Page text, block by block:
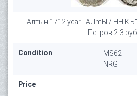
Алтын 1712 year. "АЛmЫ / ННIКЪ",
Петров 2-3 руб.
Condition
MS62
NRG
Price